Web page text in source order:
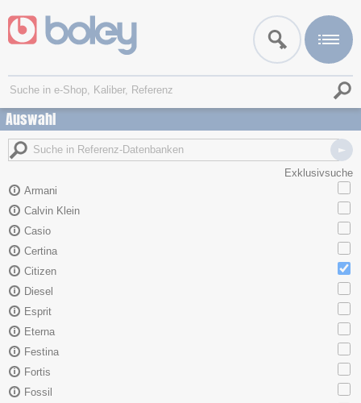
Auswahl
Exklusivsuche
Armani
Calvin Klein
Casio
Certina
Citizen
Diesel
Esprit
Eterna
Festina
Fortis
Fossil